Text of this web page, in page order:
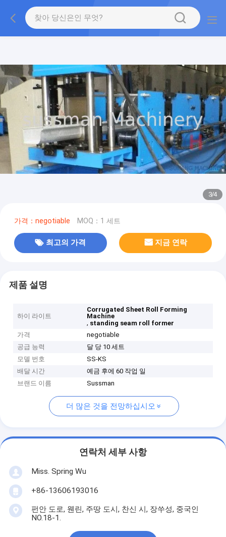
3/4
가격：negotiable MOQ：1 세트
최고의 가격 지금 연락
제품 설명
하이 라이트
Corrugated Sheet Roll Forming
Machine
, standing seam roll former
가격
negotiable
공급 능력
달 당 10 세트
모델 번호
SS-KS
배달 시간
예금 후에 60 작업 일
브랜드 이름
Sussman
더 많은 것을 전망하십시오
연락처 세부 사항
Miss. Spring Wu
+86-13606193016
펀안 도로, 웬린, 주땅 도시, 찬신 시, 장쑤성, 중국인
NO.18-1.